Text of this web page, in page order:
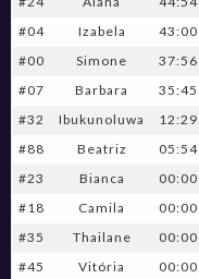
#04
Izabela 43:00
#00
Simone 37:56
#07
Barbara 35:45
#32
Ibukunoluwa 12:29
#88
Beatriz 05:54
#23
Bianca 00:00
#18
Camila 00:00
#35
Thailane 00:00
#45
Vitória 00:00